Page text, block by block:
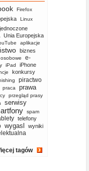
Firefox
Linux
Unia Europejska
aplikacje
biznes
e-
iPad iPhone
konkursy
piractwo
praca
prawa
przegląd prasy
serwisy
spam
telefony
wygasl
wyniki
tagów